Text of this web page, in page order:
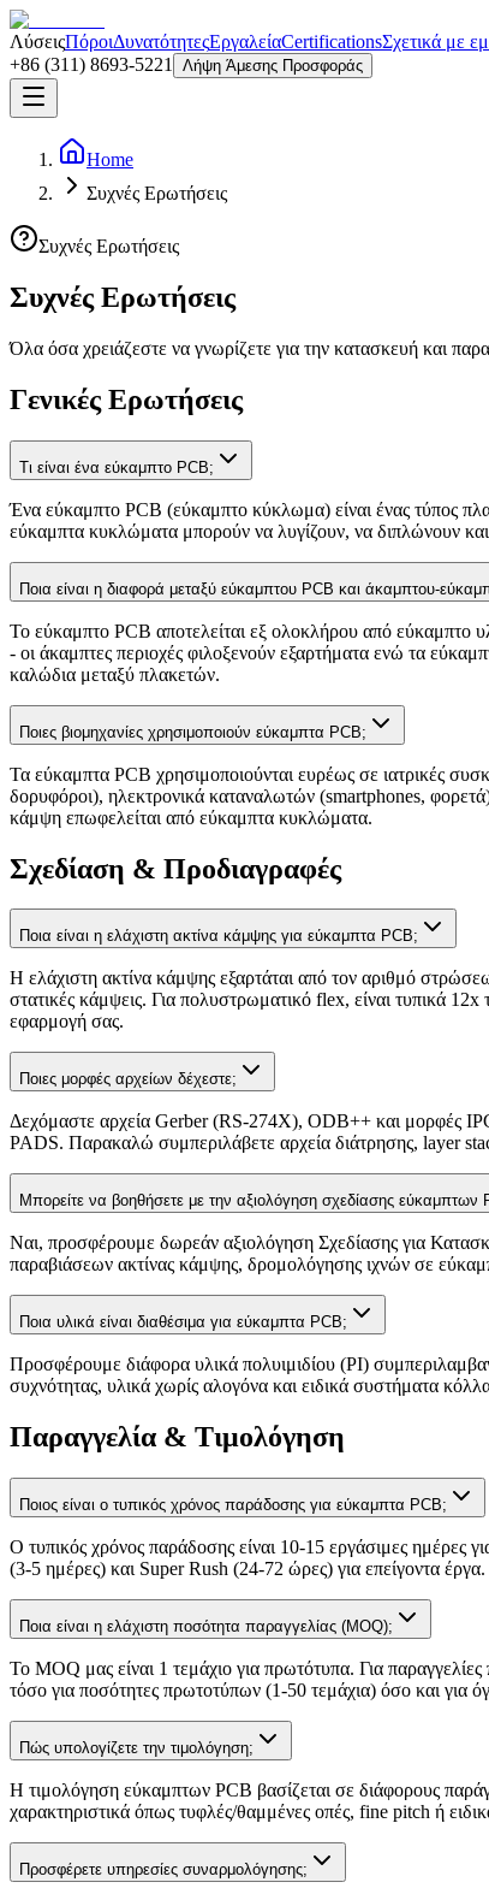
ΛύσειςΠόροιΔυνατότητεςΕργαλείαCertificationsΣχετικά με
+86 (311) 8693-5221
Λήψη Άμεσης Προσφοράς
Home
Συχνές Ερωτήσεις
Συχνές Ερωτήσεις
Συχνές Ερωτήσεις
Όλα όσα χρειάζεστε να γνωρίζετε για την κατασκευή και
Γενικές Ερωτήσεις
Τι είναι ένα εύκαμπτο PCB;
Ένα εύκαμπτο PCB (εύκαμπτο κύκλωμα) είναι ένας τύπος
εύκαμπτα κυκλώματα μπορούν να λυγίζουν, να διπλώνουν και
Ποια είναι η διαφορά μεταξύ εύκαμπτου PCB και άκαμπτου-
Το εύκαμπτο PCB αποτελείται εξ ολοκλήρου από εύκαμπτο
- οι άκαμπτες περιοχές φιλοξενούν εξαρτήματα ενώ τα
καλώδια μεταξύ πλακετών.
Ποιες βιομηχανίες χρησιμοποιούν εύκαμπτα PCB;
Τα εύκαμπτα PCB χρησιμοποιούνται ευρέως σε ιατρικές
δορυφόροι), ηλεκτρονικά καταναλωτών (smartphones,
κάμψη επωφελείται από εύκαμπτα κυκλώματα.
Σχεδίαση & Προδιαγραφές
Ποια είναι η ελάχιστη ακτίνα κάμψης για εύκαμπτα PCB;
Η ελάχιστη ακτίνα κάμψης εξαρτάται από τον αριθμό
στατικές κάμψεις. Για πολυστρωματικό flex, είναι τυπικά
εφαρμογή σας.
Ποιες μορφές αρχείων δέχεστε;
Δεχόμαστε αρχεία Gerber (RS-274X), ODB++ και μορφές
PADS. Παρακαλώ συμπεριλάβετε αρχεία διάτρησης, layer
Μπορείτε να βοηθήσετε με την αξιολόγηση σχεδίασης εύκαμπτων
Ναι, προσφέρουμε δωρεάν αξιολόγηση Σχεδίασης για
παραβιάσεων ακτίνας κάμψης, δρομολόγησης ιχνών σε
Ποια υλικά είναι διαθέσιμα για εύκαμπτα PCB;
Προσφέρουμε διάφορα υλικά πολυιμιδίου (PI)
συχνότητας, υλικά χωρίς αλογόνα και ειδικά συστήματα
Παραγγελία & Τιμολόγηση
Ποιος είναι ο τυπικός χρόνος παράδοσης για εύκαμπτα PCB;
Ο τυπικός χρόνος παράδοσης είναι 10-15 εργάσιμες
(3-5 ημέρες) και Super Rush (24-72 ώρες) για επείγοντα
Ποια είναι η ελάχιστη ποσότητα παραγγελίας (MOQ);
Το MOQ μας είναι 1 τεμάχιο για πρωτότυπα. Για
τόσο για ποσότητες πρωτοτύπων (1-50 τεμάχια) όσο και για
Πώς υπολογίζετε την τιμολόγηση;
Η τιμολόγηση εύκαμπτων PCB βασίζεται σε διάφορους
χαρακτηριστικά όπως τυφλές/θαμμένες οπές, fine pitch ή
Προσφέρετε υπηρεσίες συναρμολόγησης;